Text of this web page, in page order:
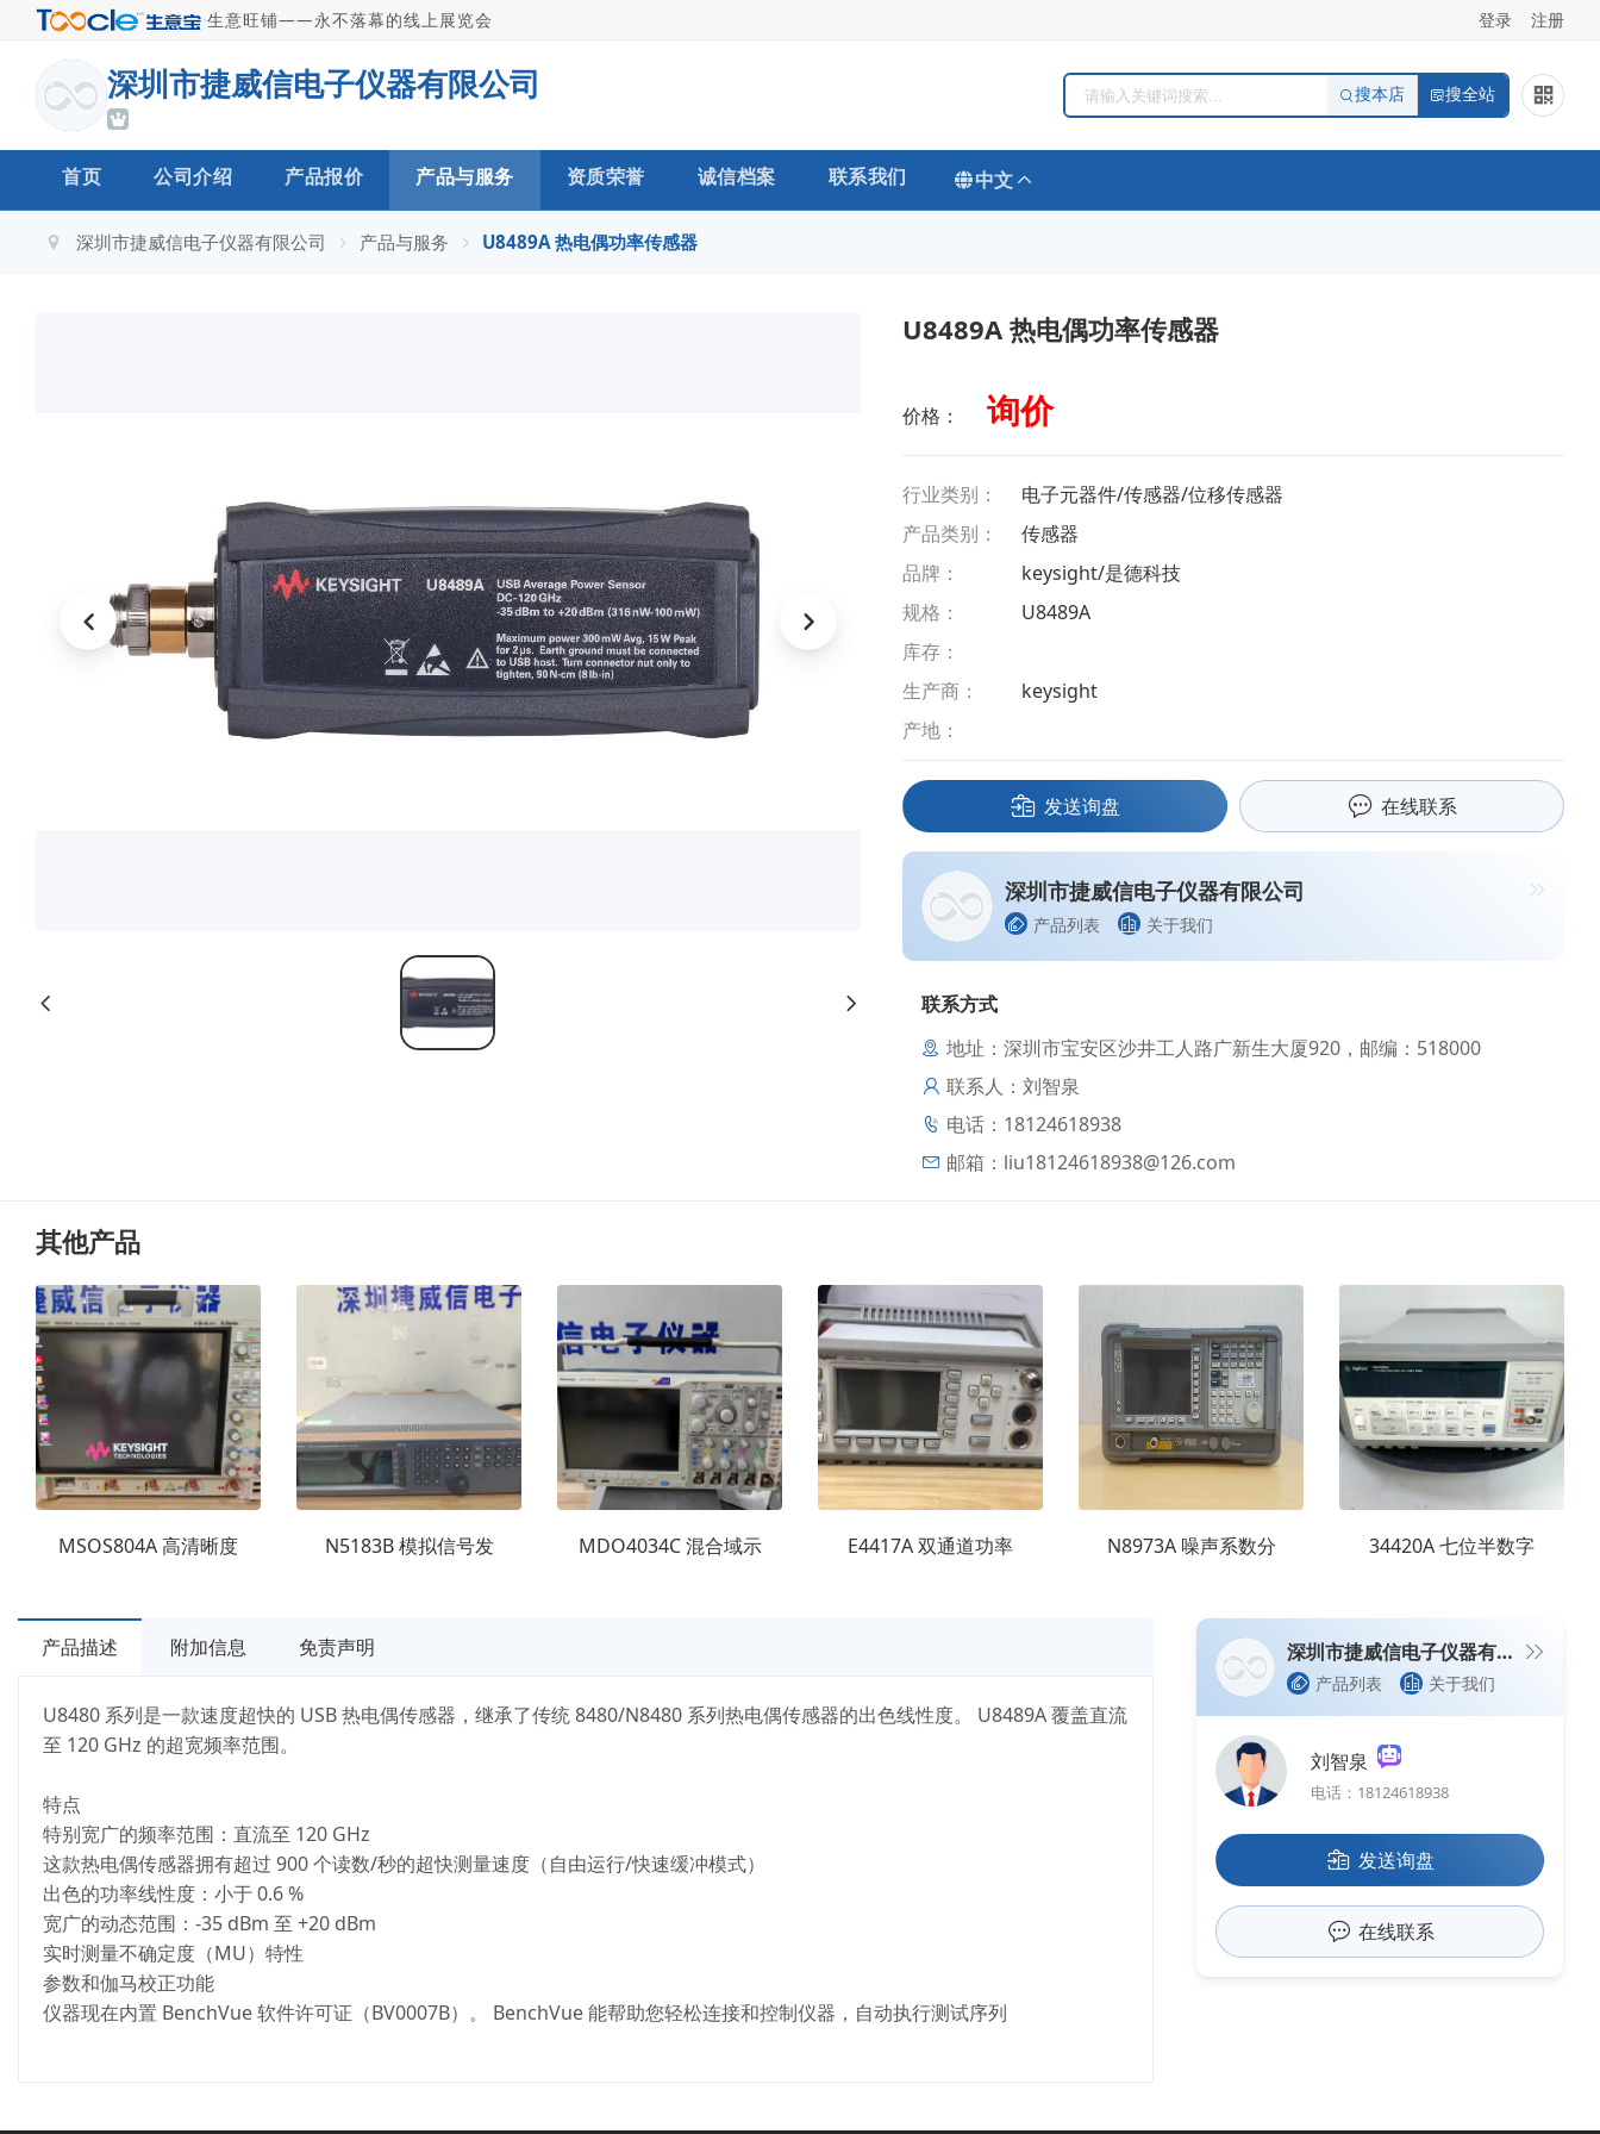
·生意旺铺——永不落幕的线上展览会 登录 注册
深圳市捷威信电子仪器有限公司 搜本店 搜全站
首页 公司介绍 产品报价 产品与服务 资质荣誉 诚信档案 联系我们 中文
深圳市捷威信电子仪器有限公司 产品与服务 U8489A 热电偶功率传感器
U8489A 热电偶功率传感器
价格： 询价
行业类别：
电子元器件/传感器/位移传感器
产品类别：
传感器
品牌：
keysight/是德科技
规格：
U8489A
库存：
生产商：
keysight
产地：
发送询盘 在线联系
深圳市捷威信电子仪器有限公司
产品列表 关于我们
联系方式
地址：深圳市宝安区沙井工人路广新生大厦920，邮编：518000
联系人：刘智泉
电话：18124618938
邮箱： liu18124618938@126.com
其他产品
MSOS804A 高清晰度 N5183B 模拟信号发 MDO4034C 混合域示 E4417A 双通道功率 N8973A 噪声系数分 34420A 七位半数字
产品描述 附加信息 免责声明
U8480 系列是一款速度超快的 USB 热电偶传感器，继承了传统 8480/N8480 系列热电偶传感器的出色线性度。 U8489A 覆盖直流
至 120 GHz 的超宽频率范围。
特点
特别宽广的频率范围：直流至 120 GHz
这款热电偶传感器拥有超过 900 个读数/秒的超快测量速度（自由运行/快速缓冲模式）
出色的功率线性度：小于 0.6 %
宽广的动态范围：-35 dBm 至 +20 dBm
实时测量不确定度（MU）特性
参数和伽马校正功能
仪器现在内置 BenchVue 软件许可证（BV0007B）。 BenchVue 能帮助您轻松连接和控制仪器，自动执行测试序列
深圳市捷威信电子仪器有限公司
产品列表 关于我们
刘智泉
电话：18124618938
发送询盘
在线联系